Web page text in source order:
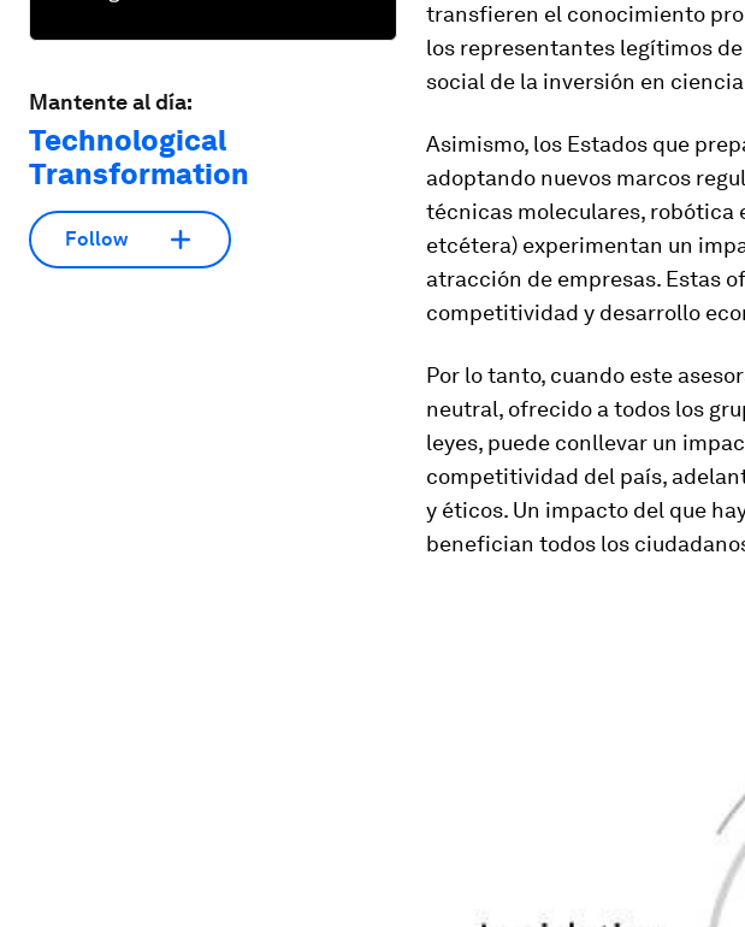
Mantente al día:
Technological
Transformation
Follow
transfieren el conocimiento
los representantes legítimos
social de la inversión en
Asimismo, los Estados que
adoptando nuevos marcos
técnicas moleculares,
etcétera) experimentan un
atracción de empresas. Estas
competitividad y desarrollo
Por lo tanto, cuando este
neutral, ofrecido a todos los
leyes, puede conllevar un
competitividad del país,
y éticos. Un impacto del que
benefician todos los